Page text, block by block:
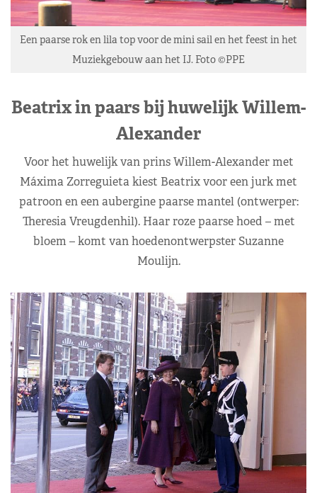
Een paarse rok en lila top voor de mini sail en het feest in het
Muziekgebouw aan het IJ. Foto ©PPE
Beatrix in paars bij huwelijk Willem-
Alexander
Voor het huwelijk van prins Willem-Alexander met
Máxima Zorreguieta kiest Beatrix voor een jurk met
patroon en een aubergine paarse mantel (ontwerper:
Theresia Vreugdenhil). Haar roze paarse hoed – met
bloem – komt van hoedenontwerpster Suzanne
Moulijn.